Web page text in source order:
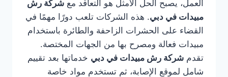
العمل، يصبح الحل الأمثل هو التعاقد مع شركة رش
مبيدات في دبي. هذه الشركات تلعب دورًا مهمًا في
القضاء على الحشرات الزاحفة والطائرة باستخدام
مبيدات فعالة ومصرح بها من الجهات المختصة.
تقدم شركة رش مبيدات في دبي خدماتها بعد تقييم
شامل لموقع الإصابة، ثم تستخدم مواد خاصة